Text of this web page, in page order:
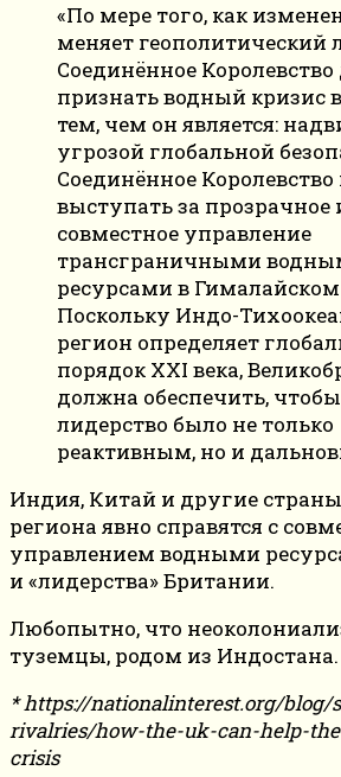
«По мере того, как
меняет геополитический
Соединённое
признать водный кризис
тем, чем он является:
угрозой глобальной
Соединённое
выступать за прозрачное
совместное управление
трансграничными
ресурсами в
Поскольку Индо-
регион определяет
порядок XXI века,
должна обеспечить,
лидерство было не только
реактивным, но и
Индия, Китай и другие
региона явно справятся с
управлением водными
и «лидерства» Британии.
Любопытно, что
туземцы, родом из Индостана.
* https://nationalinterest.org/blog/
rivalries/how-the-uk-can-help-
crisis